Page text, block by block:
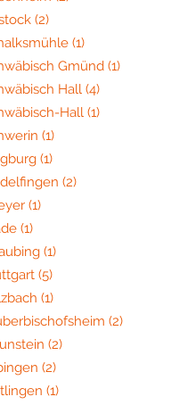
(2)
(1)
Gmünd (1)
Hall (4)
Hall (1)
(1)
(1)
(2)
(1)
(1)
(1)
(5)
(1)
(2)
(2)
(2)
(1)